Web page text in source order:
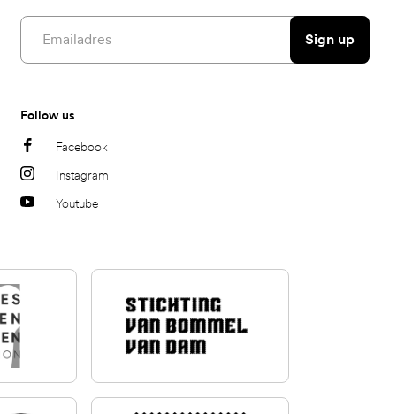
Email address
Sign up
Follow us
Facebook
Instagram
Youtube